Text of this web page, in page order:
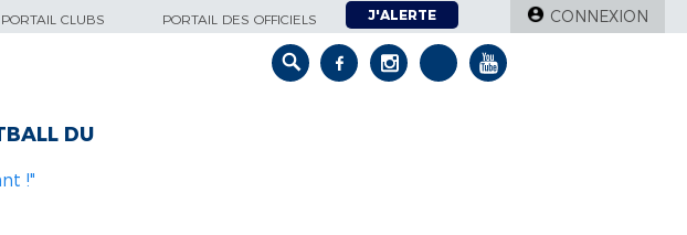
PORTAIL CLUBS PORTAIL DES OFFICIELS J'ALERTE CONNEXION
DU
!"